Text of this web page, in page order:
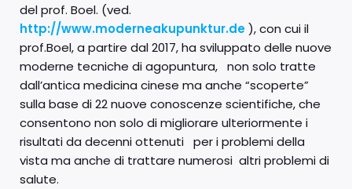
del prof. Boel. (ved.
http://www.moderneakupunktur.de), con cui il
prof.Boel, a partire dal 2017, ha sviluppato delle nuove
moderne tecniche di agopuntura, non solo tratte
dall’antica medicina cinese ma anche “scoperte”
sulla base di 22 nuove conoscenze scientifiche, che
consentono non solo di migliorare ulteriormente i
risultati da decenni ottenuti per i problemi della
vista ma anche di trattare numerosi altri problemi di
salute.